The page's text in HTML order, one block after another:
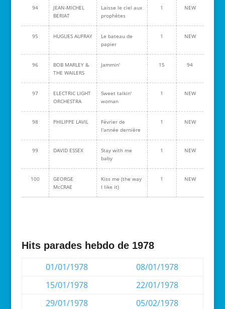
94
JEAN-MICHEL
BERIAT
Laisse le ciel aux
prophètes
1 NEW
95 HUGUES AUFRAY
Le bateau de
papier
1 NEW
96
BOB MARLEY &
THE WAILERS
Jammin' 15 94
97
ELECTRIC LIGHT
ORCHESTRA
Sweet talkin'
woman
1 NEW
98 PHILIPPE LAVIL
Février de
l'année dernière
1 NEW
99 DAVID ESSEX
Stay with me
baby
1 NEW
100
GEORGE
McCRAE
Kiss me (the way
I like it)
1 NEW
Hits parades hebdo de 1978
01/01/1978
08/01/1978
15/01/1978
22/01/1978
29/01/1978
05/02/1978